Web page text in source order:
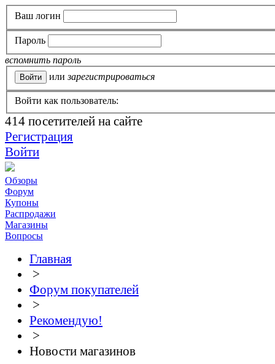
Ваш логин
Пароль
вспомнить пароль
или зарегистрироваться
Войти как пользователь:
414 посетителей на сайте
Регистрация
Войти
Обзоры
Форум
Купоны
Распродажи
Магазины
Вопросы
Главная
>
Форум покупателей
>
Рекомендую!
>
Новости магазинов